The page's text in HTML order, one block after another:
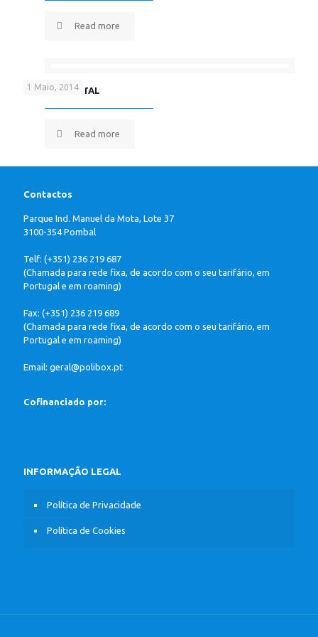
Read more
1 Maio, 2014
PLASBAU METAL
Read more
Contactos
Parque Ind. Manuel da Mota, Lote 37
3100-354 Pombal
Telf: (+351) 236 219 687
(Chamada para rede fixa, de acordo com o seu tarifário, em
Portugal e em roaming)
Fax: (+351) 236 219 689
(Chamada para rede fixa, de acordo com o seu tarifário, em
Portugal e em roaming)
Email: geral@polibox.pt
Cofinanciado por:
INFORMAÇÃO LEGAL
Política de Privacidade
Política de Cookies